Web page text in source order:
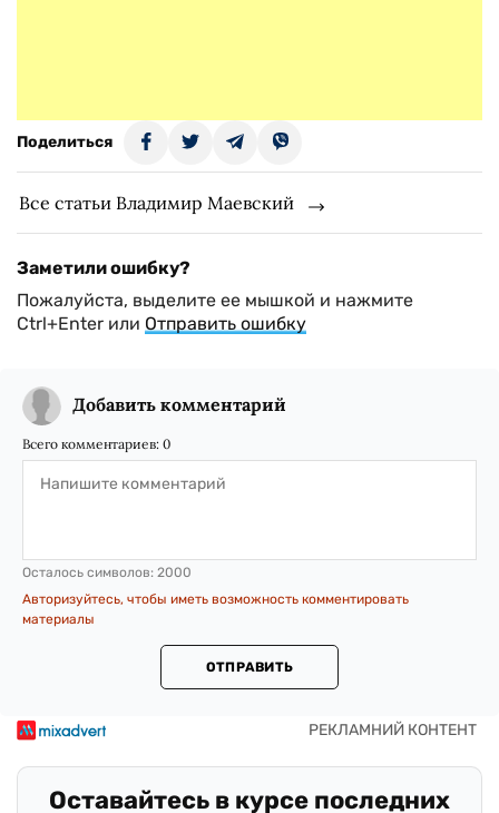
Поделиться
Все статьи Владимир Маевский
Заметили ошибку?
Пожалуйста, выделите ее мышкой и нажмите
Ctrl+Enter или Отправить ошибку
Добавить комментарий
Всего комментариев: 0
Осталось символов: 2000
Авторизуйтесь, чтобы иметь возможность комментировать
материалы
ОТПРАВИТЬ
Оставайтесь в курсе последних